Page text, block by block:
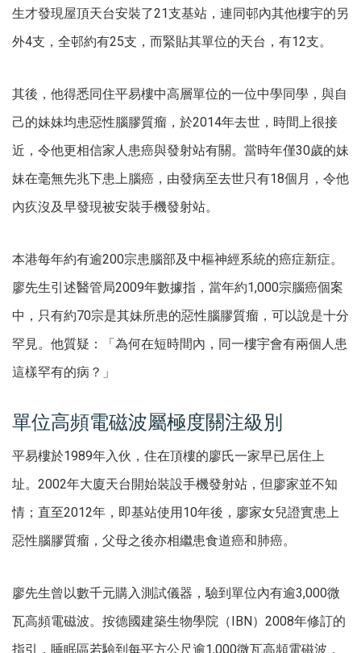
生才發現屋頂天台安裝了21支基站，連同邨內其他樓宇的另
外4支，全邨約有25支，而緊貼其單位的天台，有12支。
其後，他得悉同住平易樓中高層單位的一位中學同學，與自
己的妹妹均患惡性腦膠質瘤，於2014年去世，時間上很接
近，令他更相信家人患癌與發射站有關。當時年僅30歲的妹
妹在毫無先兆下患上腦癌，由發病至去世只有18個月，令他
內疚沒及早發現被安裝手機發射站。
本港每年約有逾200宗患腦部及中樞神經系統的癌症新症。
廖先生引述醫管局2009年數據指，當年約1,000宗腦癌個案
中，只有約70宗是其妹所患的惡性腦膠質瘤，可以說是十分
罕見。他質疑：「為何在短時間內，同一樓宇會有兩個人患
這樣罕有的病？」
單位高頻電磁波屬極度關注級別
平易樓於1989年入伙，住在頂樓的廖氏一家早已居住上
址。2002年大廈天台開始裝設手機發射站，但廖家並不知
情；直至2012年，即基站使用10年後，廖家女兒證實患上
惡性腦膠質瘤，父母之後亦相繼患食道癌和肺癌。
廖先生曾以數千元購入測試儀器，驗到單位內有逾3,000微
瓦高頻電磁波。按德國建築生物學院（IBN）2008年修訂的
指引，睡眠區若驗到每平方公尺逾1,000微瓦高頻電磁波，